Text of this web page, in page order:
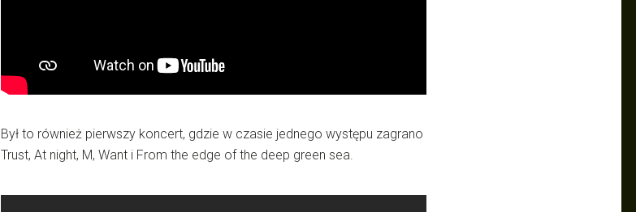
Był to również pierwszy koncert, gdzie w czasie jednego występu zagrano
Trust, At night, M, Want i From the edge of the deep green sea.